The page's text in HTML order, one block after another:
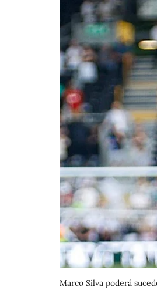
Marco Silva poderá